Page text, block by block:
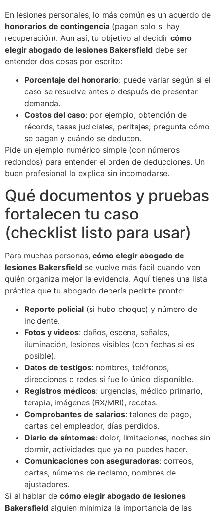
En lesiones personales, lo más común es un acuerdo de
honorarios de contingencia (pagan solo si hay
recuperación). Aun así, tu objetivo al decidir cómo
elegir abogado de lesiones Bakersfield debe ser
entender dos cosas por escrito:
Porcentaje del honorario: puede variar según si el
caso se resuelve antes o después de presentar
demanda.
Costos del caso: por ejemplo, obtención de
récords, tasas judiciales, peritajes; pregunta cómo
se pagan y cuándo se deducen.
Pide un ejemplo numérico simple (con números
redondos) para entender el orden de deducciones. Un
buen profesional lo explica sin incomodarse.
Qué documentos y pruebas
fortalecen tu caso
(checklist listo para usar)
Para muchas personas, cómo elegir abogado de
lesiones Bakersfield se vuelve más fácil cuando ven
quién organiza mejor la evidencia. Aquí tienes una lista
práctica que tu abogado debería pedirte pronto:
Reporte policial (si hubo choque) y número de
incidente.
Fotos y videos: daños, escena, señales,
iluminación, lesiones visibles (con fechas si es
posible).
Datos de testigos: nombres, teléfonos,
direcciones o redes si fue lo único disponible.
Registros médicos: urgencias, médico primario,
terapia, imágenes (RX/MRI), recetas.
Comprobantes de salarios: talones de pago,
cartas del empleador, días perdidos.
Diario de síntomas: dolor, limitaciones, noches sin
dormir, actividades que ya no puedes hacer.
Comunicaciones con aseguradoras: correos,
cartas, números de reclamo, nombres de
ajustadores.
Si al hablar de cómo elegir abogado de lesiones
Bakersfield alguien minimiza la importancia de las